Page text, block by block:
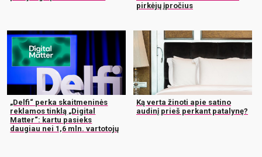
pirkėjų įpročius
„Delfi“ perka skaitmeninės
reklamos tinklą „Digital
Matter“: kartu pasieks
daugiau nei 1,6 mln. vartotojų
Ką verta žinoti apie satino
audinį prieš perkant patalynę?